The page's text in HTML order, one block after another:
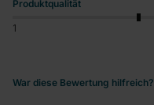
Produktqualität
1
War diese Bewertung hilfreich?